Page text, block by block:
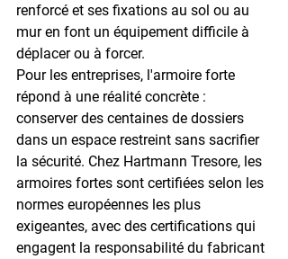
renforcé et ses fixations au sol ou au
mur en font un équipement difficile à
déplacer ou à forcer.
Pour les entreprises, l'armoire forte
répond à une réalité concrète :
conserver des centaines de dossiers
dans un espace restreint sans sacrifier
la sécurité. Chez Hartmann Tresore, les
armoires fortes sont certifiées selon les
normes européennes les plus
exigeantes, avec des certifications qui
engagent la responsabilité du fabricant